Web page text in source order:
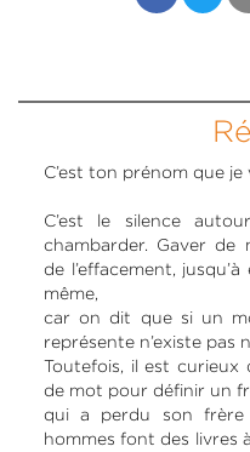
C’est ton prénom que
C’est le silence
chambarder. Gaver de
de l’effacement,
même,
car on dit que si un
représente n’existe pas
Toutefois, il est curieux
de mot pour définir un
qui a perdu son
hommes font des livres